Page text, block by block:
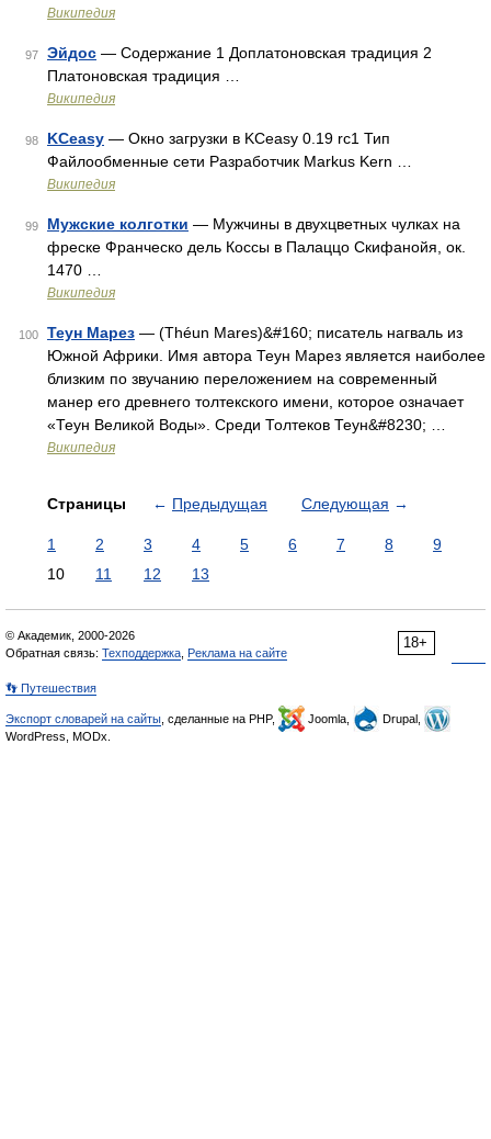
Википедия
97 Эйдос — Содержание 1 Доплатоновская традиция 2
Платоновская традиция …
Википедия
98 KCeasy — Окно загрузки в KCeasy 0.19 rc1 Тип
Файлообменные сети Разработчик Markus Kern …
Википедия
99 Мужские колготки — Мужчины в двухцветных чулках на
фреске Франческо дель Коссы в Палаццо Скифанойя, ок.
1470 …
Википедия
100 Теун Марез — (Théun Mares)&#160; писатель нагваль из
Южной Африки. Имя автора Теун Марез является наиболее
близким по звучанию переложением на современный
манер его древнего толтекского имени, которое означает
«Теун Великой Воды». Среди Толтеков Теун&#8230; …
Википедия
Страницы ← Предыдущая Следующая →
1 2 3 4 5 6 7 8
9
10
11 12 13
18+
© Академик, 2000-2026
Обратная связь: Техподдержка Реклама на сайте
👣 Путешествия
Экспорт словарей на сайты , сделанные на PHP, Joomla,
Drupal,
WordPress, MODx.